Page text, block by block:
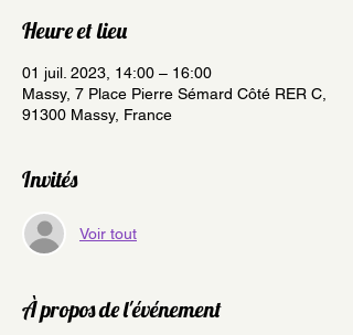
Heure et lieu
01 juil. 2023, 14:00 – 16:00
Massy, 7 Place Pierre Sémard Côté RER C,
91300 Massy, France
Invités
Voir tout
À propos de l'événement